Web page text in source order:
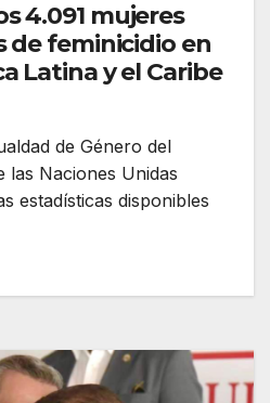
4.091 mujeres
de feminicidio en
Latina y el Caribe
de Género del
las Naciones Unidas
estadísticas disponibles